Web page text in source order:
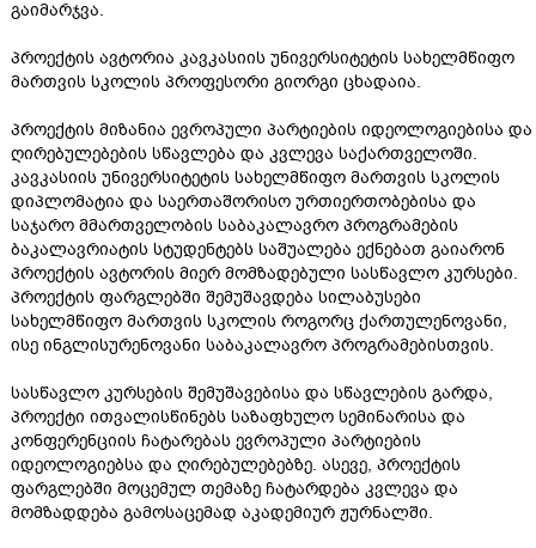
გაიმარჯვა.
პროექტის ავტორია კავკასიის უნივერსიტეტის სახელმწიფო
მართვის სკოლის პროფესორი გიორგი ცხადაია.
პროექტის მიზანია ევროპული პარტიების იდეოლოგიებისა და
ღირებულებების სწავლება და კვლევა საქართველოში.
კავკასიის უნივერსიტეტის სახელმწიფო მართვის სკოლის
დიპლომატია და საერთაშორისო ურთიერთობებისა და
საჯარო მმართველობის საბაკალავრო პროგრამების
ბაკალავრიატის სტუდენტებს საშუალება ექნებათ გაიარონ
პროექტის ავტორის მიერ მომზადებული სასწავლო კურსები.
პროექტის ფარგლებში შემუშავდება სილაბუსები
სახელმწიფო მართვის სკოლის როგორც ქართულენოვანი,
ისე ინგლისურენოვანი საბაკალავრო პროგრამებისთვის.
სასწავლო კურსების შემუშავებისა და სწავლების გარდა,
პროექტი ითვალისწინებს საზაფხულო სემინარისა და
კონფერენციის ჩატარებას ევროპული პარტიების
იდეოლოგიებსა და ღირებულებებზე. ასევე, პროექტის
ფარგლებში მოცემულ თემაზე ჩატარდება კვლევა და
მომზადდება გამოსაცემად აკადემიურ ჟურნალში.